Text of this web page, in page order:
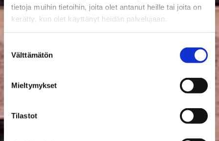
tietoja muihin tietoihin, joita olet antanut heille tai joita on
kerätty, kun olet käyttänyt heidän palvelujaan.
Suostumuksen
valinta
Välttämätön
Mieltymykset
Tilastot